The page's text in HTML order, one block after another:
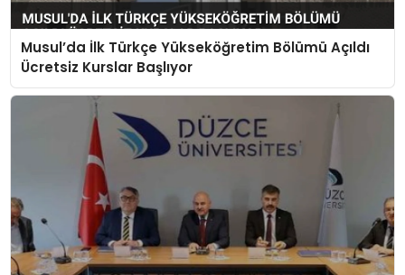
Musul’da İlk Türkçe Yükseköğretim Bölümü Açıldı
Ücretsiz Kurslar Başlıyor